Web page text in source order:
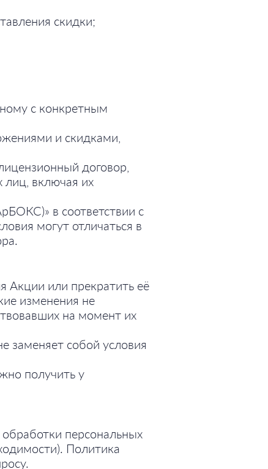
скидки;
с конкретным
и скидками,
договор,
лиц, включая их
в соответствии с
могут отличаться в
Акции или прекратить её
изменения не
на момент их
заменяет собой условия
получить у
персональных
Политика